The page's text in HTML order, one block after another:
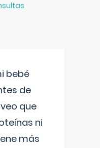
bebé
de
que
ni
más